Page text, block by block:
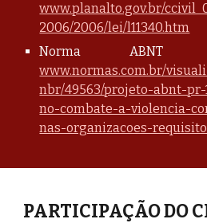
www.planalto.gov.br/
2006/2006/lei/l11340.htm
Norma ABNT
www.normas.com.br/
nbr/49563/projeto-abnt-pr-
no-combate-a-violencia-
nas-organizacoes-
PARTICIPAÇÃO DO